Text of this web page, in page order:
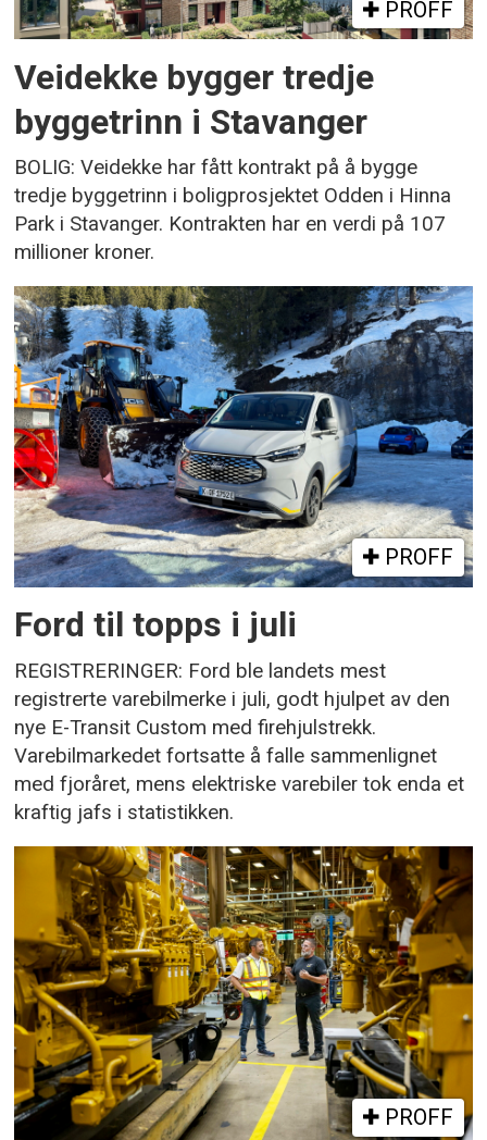
PROFF
Veidekke bygger tredje
byggetrinn i Stavanger
BOLIG: Veidekke har fått kontrakt på å bygge
tredje byggetrinn i boligprosjektet Odden i Hinna
Park i Stavanger. Kontrakten har en verdi på 107
millioner kroner.
PROFF
Ford til topps i juli
REGISTRERINGER: Ford ble landets mest
registrerte varebilmerke i juli, godt hjulpet av den
nye E-Transit Custom med firehjulstrekk.
Varebilmarkedet fortsatte å falle sammenlignet
med fjoråret, mens elektriske varebiler tok enda et
kraftig jafs i statistikken.
PROFF